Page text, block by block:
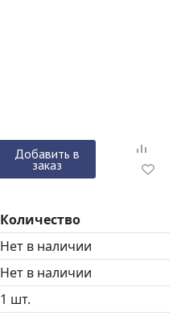
Добавить в
заказ
Количество
Нет в наличии
Нет в наличии
1 шт.